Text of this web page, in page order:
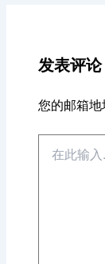
发表评论
您的邮箱地